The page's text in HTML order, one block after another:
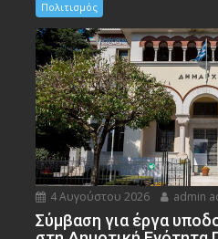
Πολιτισμός
4 Αυγούστου 2026 admin
Σύμβαση για έργα